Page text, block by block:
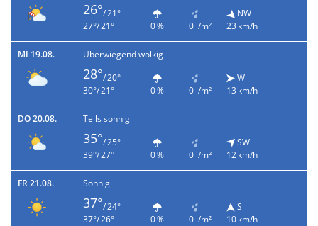
26°/ 21°
27°/ 21°
0 % 0 l/m²
NW
23 km/h
MI 19.08. Überwiegend wolkig
28°/ 20°
30°/ 21°
0 % 0 l/m²
W
13 km/h
DO 20.08. Teils sonnig
35°/ 25°
39°/ 27°
0 % 0 l/m²
SW
12 km/h
FR 21.08. Sonnig
37°/ 24°
37°/ 26°
0 % 0 l/m²
S
10 km/h